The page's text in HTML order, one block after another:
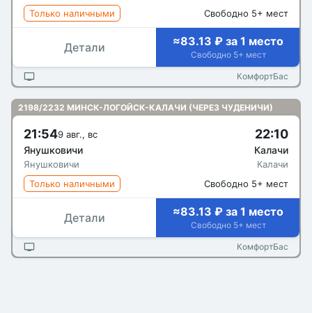
Только наличными
Свободно 5+ мест
Детали ≈83.13 ₽ за 1 место
Свободно 5+ мест
КомфортБас
2198/2232 МИНСК-ЛОГОЙСК-КАЛАЧИ (ЧЕРЕЗ ЧУДЕНИЧИ)
21:549 авг., вс
Янушковичи
Янушковичи
22:10
Калачи
Калачи
Только наличными
Свободно 5+ мест
Детали ≈83.13 ₽ за 1 место
Свободно 5+ мест
КомфортБас